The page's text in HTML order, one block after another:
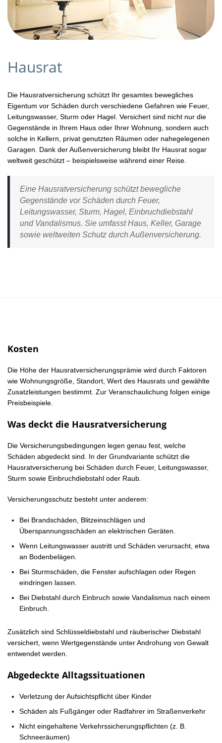
Hausrat
Die Hausratversicherung schützt Ihr gesamtes bewegliches
Eigentum vor Schäden durch verschiedene Gefahren wie Feuer,
Leitungswasser, Sturm oder Hagel. Versichert sind nicht nur die
Gegenstände in Ihrem Haus oder Ihrer Wohnung, sondern auch
solche in Kellern, privat genutzten Räumen oder nahegelegenen
Garagen. Dank der Außenversicherung bleibt Ihr Hausrat sogar
weltweit geschützt – beispielsweise während einer Reise.
Eine Hausratversicherung schützt bewegliche
Gegenstände vor Schäden durch Feuer,
Leitungswasser, Sturm, Hagel, Einbruchdiebstahl
und Vandalismus. Sie umfasst Haus, Keller, Garage
sowie weltweiten Schutz durch Außenversicherung.
Kosten
Die Höhe der Hausratversicherungsprämie wird durch Faktoren
wie Wohnungsgröße, Standort, Wert des Hausrats und gewählte
Zusatzleistungen bestimmt. Zur Veranschaulichung folgen einige
Preisbeispiele.
Was deckt die Hausratversicherung
Die Versicherungsbedingungen legen genau fest, welche
Schäden abgedeckt sind. In der Grundvariante schützt die
Hausratversicherung bei Schäden durch Feuer, Leitungswasser,
Sturm sowie Einbruchdiebstahl oder Raub.
Versicherungsschutz besteht unter anderem:
Bei Brandschäden, Blitzeinschlägen und
Überspannungsschäden an elektrischen Geräten.
Wenn Leitungswasser austritt und Schäden verursacht, etwa
an Bodenbelägen.
Bei Sturmschäden, die Fenster aufschlagen oder Regen
eindringen lassen.
Bei Diebstahl durch Einbruch sowie Vandalismus nach einem
Einbruch.
Zusätzlich sind Schlüsseldiebstahl und räuberischer Diebstahl
versichert, wenn Wertgegenstände unter Androhung von Gewalt
entwendet werden.
Abgedeckte Alltagssituationen
Verletzung der Aufsichtspflicht über Kinder
Schäden als Fußgänger oder Radfahrer im Straßenverkehr
Nicht eingehaltene Verkehrssicherungspflichten (z. B.
Schneeräumen)